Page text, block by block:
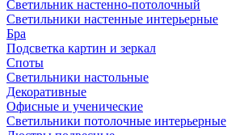
Светильник настенно-потолочный
Светильники настенные интерьерные
Бра
Подсветка картин и зеркал
Споты
Светильники настольные
Декоративные
Офисные и ученические
Светильники потолочные интерьерные